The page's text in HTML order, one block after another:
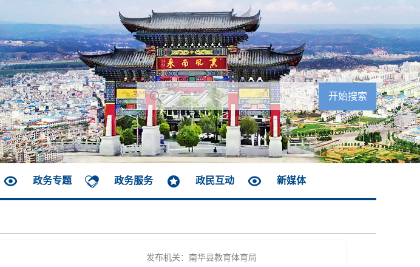
政务专题 政务服务 政民互动 新媒体
发布机关：南华县教育体育局